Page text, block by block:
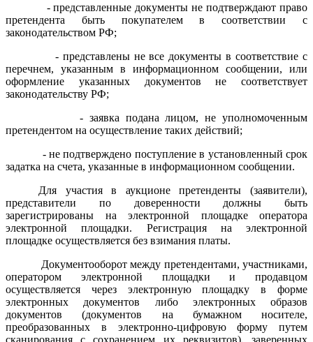
- представленные документы не подтверждают право
претендента быть покупателем в соответствии с
законодательством РФ;
- представлены не все документы в соответствие с
перечнем, указанным в информационном сообщении, или
оформление указанных документов не соответствует
законодательству РФ;
- заявка подана лицом, не уполномоченным
претендентом на осуществление таких действий;
- не подтверждено поступление в установленный срок
задатка на счета, указанные в информационном сообщении.
Для участия в аукционе претенденты (заявители),
представители по доверенности должны быть
зарегистрированы на электронной площадке оператора
электронной площадки. Регистрация на электронной
площадке осуществляется без взимания платы.
Документооборот между претендентами, участниками,
оператором электронной площадки и продавцом
осуществляется через электронную площадку в форме
электронных документов либо электронных образов
документов (документов на бумажном носителе,
преобразованных в электронно-цифровую форму путем
сканирования с сохранением их реквизитов), заверенных